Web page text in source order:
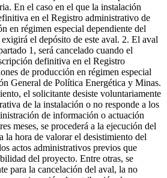
En el caso en el que la instalación
en el Registro administrativo de
en régimen especial dependiente del
el depósito de este aval. 2. El aval
1, será cancelado cuando el
definitiva en el Registro
de producción en régimen especial
General de Política Energética y Minas.
el solicitante desiste voluntariamente
de la instalación o no responde a los
de información o actuación
meses, se procederá a la ejecución del
la hora de valorar el desistimiento del
actos administrativos previos que
del proyecto. Entre otras, se
para la cancelación del aval, la no